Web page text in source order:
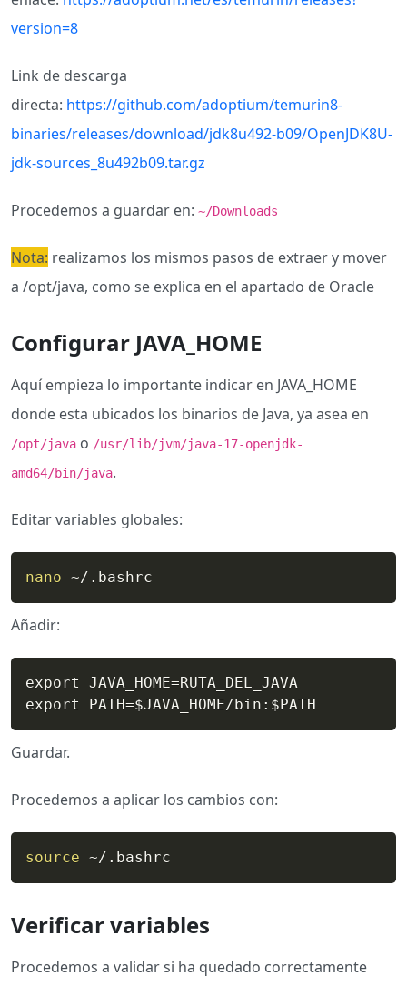
version=8
Link de descarga
directa: https://github.com/adoptium/temurin8-
binaries/releases/download/jdk8u492-b09/OpenJDK8U-
jdk-sources_8u492b09.tar.gz
Procedemos a guardar en: ~/Downloads
Nota: realizamos los mismos pasos de extraer y mover
a /opt/java, como se explica en el apartado de Oracle
Configurar JAVA_HOME
Aquí empieza lo importante indicar en JAVA_HOME
donde esta ubicados los binarios de Java, ya asea en
/opt/java o /usr/lib/jvm/java-17-openjdk-
amd64/bin/java.
Editar variables globales:
nano ~/.bashrc
Añadir:
export JAVA_HOME=RUTA_DEL_JAVA
export PATH=$JAVA_HOME/bin:$PATH
Guardar.
Procedemos a aplicar los cambios con:
source ~/.bashrc
Verificar variables
Procedemos a validar si ha quedado correctamente